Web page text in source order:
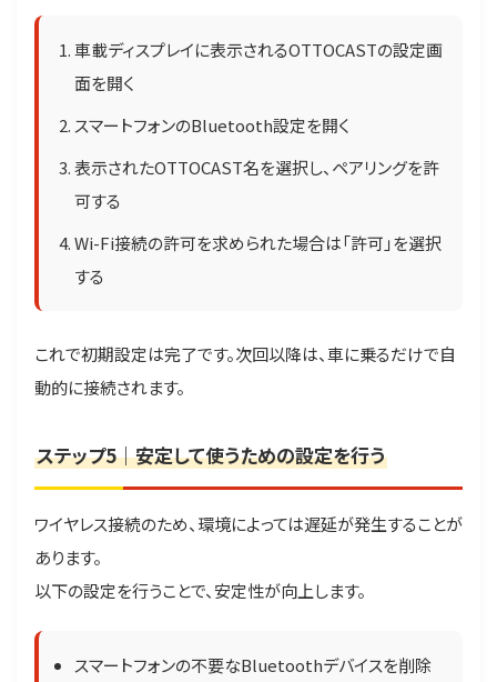
車載ディスプレイに表示されるOTTOCASTの設定画
面を開く
スマートフォンのBluetooth設定を開く
表示されたOTTOCAST名を選択し、ペアリングを許
可する
Wi-Fi接続の許可を求められた場合は「許可」を選択
する
これで初期設定は完了です。次回以降は、車に乗るだけで自
動的に接続されます。
ステップ5｜安定して使うための設定を行う
ワイヤレス接続のため、環境によっては遅延が発生することが
あります。
以下の設定を行うことで、安定性が向上します。
スマートフォンの不要なBluetoothデバイスを削除